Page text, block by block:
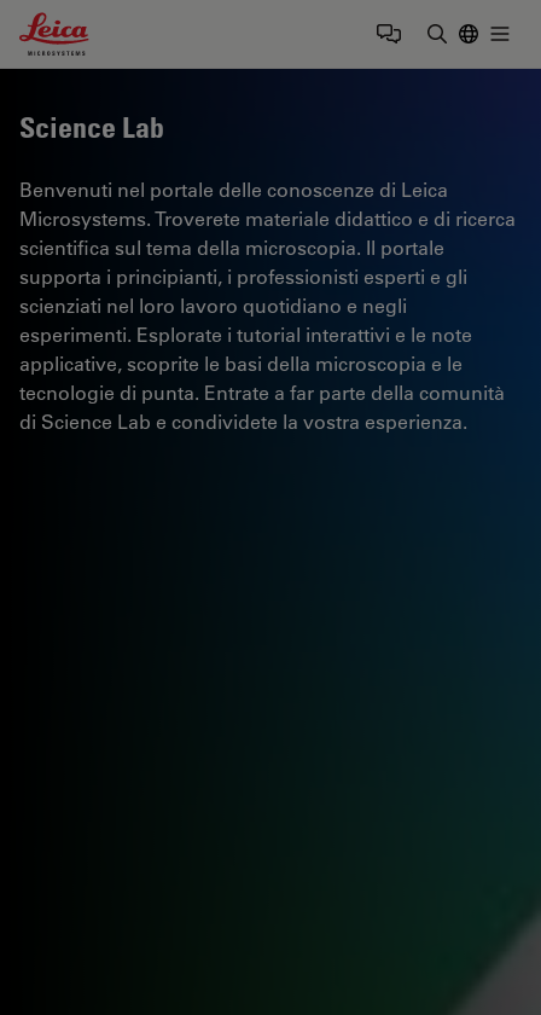
Leica Microsystems Logo
Science Lab
Benvenuti nel portale delle conoscenze di Leica
Microsystems. Troverete materiale didattico e di ricerca
scientifica sul tema della microscopia. Il portale
supporta i principianti, i professionisti esperti e gli
scienziati nel loro lavoro quotidiano e negli
esperimenti. Esplorate i tutorial interattivi e le note
applicative, scoprite le basi della microscopia e le
tecnologie di punta. Entrate a far parte della comunità
di Science Lab e condividete la vostra esperienza.